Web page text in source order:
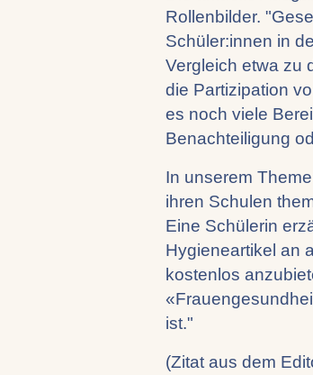
Rollenbilder.
Schüler:innen in
Vergleich etwa zu
die Partizipation
es noch viele
Benachteiligung
In unserem
ihren Schulen
Eine Schülerin
Hygieneartikel an
kostenlos
ist."
(Zitat aus dem